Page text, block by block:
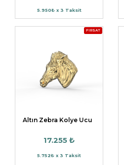
5.950₺ x 3 Taksit
FIRSAT
Altın Zebra Kolye Ucu
17.255 ₺
5.752₺ x 3 Taksit